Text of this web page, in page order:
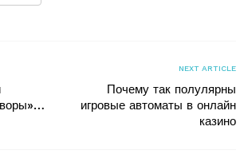
NEXT ARTICLE
Почему так полулярны
игровые автоматы в онлайн
казино